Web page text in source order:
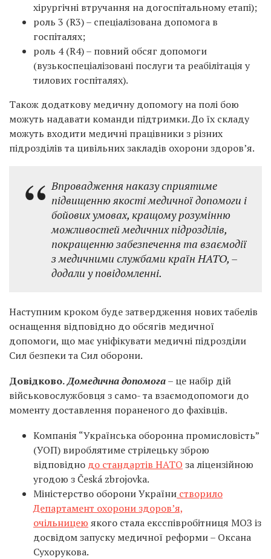
хірургічні втручання на догоспітальному етапі);
роль 3 (R3) – спеціалізована допомога в
госпіталях;
роль 4 (R4) – повний обсяг допомоги
(вузькоспеціалізовані послуги та реабілітація у
тилових госпіталях).
Також додаткову медичну допомогу на полі бою
можуть надавати команди підтримки. До їх складу
можуть входити медичні працівники з різних
підрозділів та цивільних закладів охорони здоров’я.
Впровадження наказу сприятиме
підвищенню якості медичної допомоги і
бойових умовах, кращому розумінню
можливостей медичних підрозділів,
покращенню забезпечення та взаємодії
з медичними службами країн НАТО, –
додали у повідомленні.
Наступним кроком буде затвердження нових табелів
оснащення відповідно до обсягів медичної
допомоги, що має уніфікувати медичні підрозділи
Сил безпеки та Сил оборони.
Довідково.Домедична допомога– це набір дій
військовослужбовця з само- та взаємодопомоги до
моменту доставлення пораненого до фахівців.
Компанія “Українська оборонна промисловість”
(УОП) вироблятиме стрілецьку зброю
відповідно до стандартів НАТО за ліцензійною
угодою з Česká zbrojovka.
Міністерство оборони України створило
Департамент охорони здоров’я,
очільницею якого стала ексспівробітниця МОЗ із
досвідом запуску медичної реформи – Оксана
Сухорукова.